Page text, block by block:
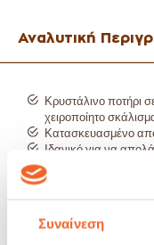
Συναίνεση
Αναλυτική
Κρυστάλινο ποτήρι
χειροποίητο
Κατασκευασμένο
Ιδανικό για να
Συνδιάστε το με τα
ολοκληρομένο
Το σετ αποτελείται